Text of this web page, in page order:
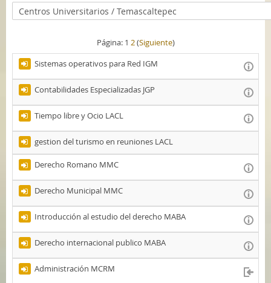
Página: 1 2(Siguiente)
Sistemas operativos para Red IGM
Contabilidades Especializadas JGP
Tiempo libre y Ocio LACL
gestion del turismo en reuniones LACL
Derecho Romano MMC
Derecho Municipal MMC
Introducción al estudio del derecho MABA
Derecho internacional publico MABA
Administración MCRM